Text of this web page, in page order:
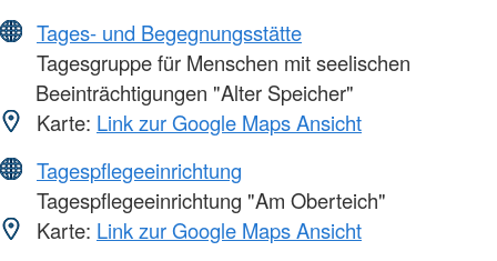
Tages- und Begegnungsstätte
Tagesgruppe für Menschen mit seelischen
Beeinträchtigungen "Alter Speicher"
Karte: Link zur Google Maps Ansicht
Tagespflegeeinrichtung
Tagespflegeeinrichtung "Am Oberteich"
Karte: Link zur Google Maps Ansicht